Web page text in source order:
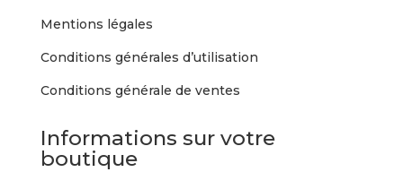
produit
Mentions légales
Conditions générales d’utilisation
Conditions générale de ventes
Informations sur votre
boutique